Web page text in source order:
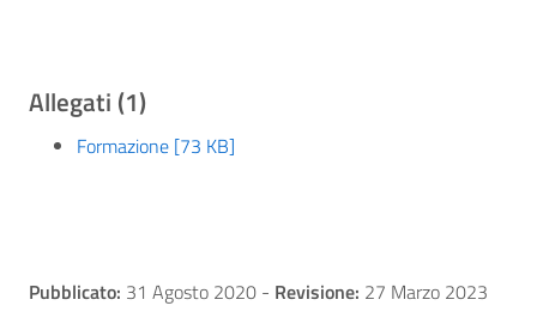
Allegati (1)
Formazione [73 KB]
Pubblicato: 31 Agosto 2020 - Revisione: 27 Marzo 2023